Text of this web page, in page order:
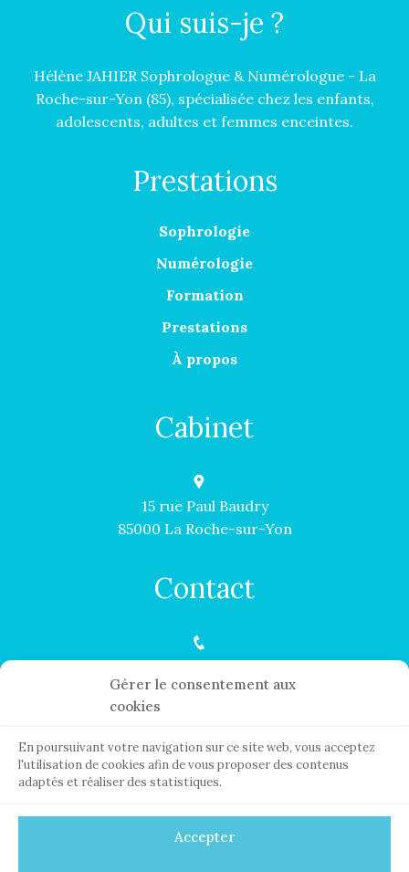
Gérer le consentement aux
cookies
En poursuivant votre navigation sur ce site web, vous acceptez
l'utilisation de cookies afin de vous proposer des contenus
adaptés et réaliser des statistiques.
Accepter
Qui suis-je ?
Hélène JAHIER Sophrologue & Numérologue - La
Roche-sur-Yon (85), spécialisée chez les enfants,
adolescents, adultes et femmes enceintes.
Prestations
Sophrologie
Numérologie
Formation
Prestations
À propos
Cabinet
15 rue Paul Baudry
85000 La Roche-sur-Yon
Contact
06 07 17 81 97
Lundi au Samedi :